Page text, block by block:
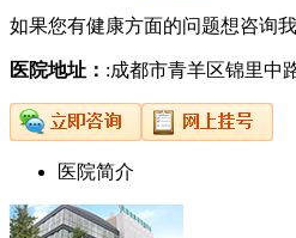
如果您有健康方面的问题想咨询
医院地址： :成都市青羊区锦里中
医院简介